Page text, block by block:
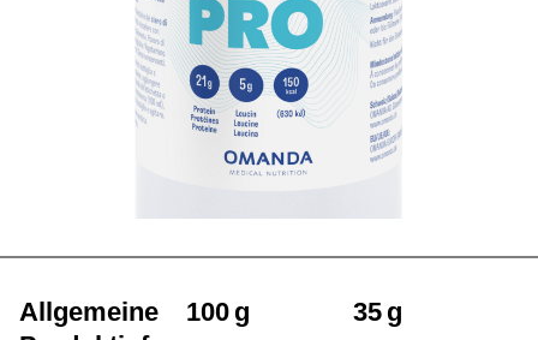
Allgemeine
100 g 35 g